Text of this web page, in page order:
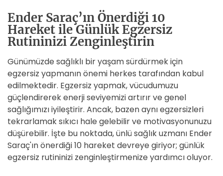
Ender Saraç’ın Önerdiği 10
Hareket ile Günlük Egzersiz
Rutininizi Zenginleştirin
Günümüzde sağlıklı bir yaşam sürdürmek için
egzersiz yapmanın önemi herkes tarafından kabul
edilmektedir. Egzersiz yapmak, vücudumuzu
güçlendirerek enerji seviyemizi artırır ve genel
sağlığımızı iyileştirir. Ancak, bazen aynı egzersizleri
tekrarlamak sıkıcı hale gelebilir ve motivasyonunuzu
düşürebilir. İşte bu noktada, ünlü sağlık uzmanı Ender
Saraç'ın önerdiği 10 hareket devreye giriyor; günlük
egzersiz rutininizi zenginleştirmenize yardımcı oluyor.